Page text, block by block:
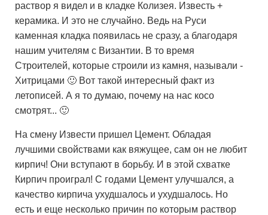
раствор я видел и в кладке Колизея. Известь +
керамика. И это не случайно. Ведь на Руси
каменная кладка появилась не сразу, а благодаря
нашим учителям с Византии. В то время
Строителей, которые строили из камня, называли -
Хитрицами 🙂 Вот такой интересный факт из
летописей. А я то думаю, почему на нас косо
смотрят... 🙂
На смену Извести пришел Цемент. Обладая
лучшими свойствами как вяжущее, сам он не любит
кирпич! Они вступают в борьбу. И в этой схватке
Кирпич проиграл! С годами Цемент улучшался, а
качество кирпича ухудшалось и ухудшалось. Но
есть и еще несколько причин по которым раствор